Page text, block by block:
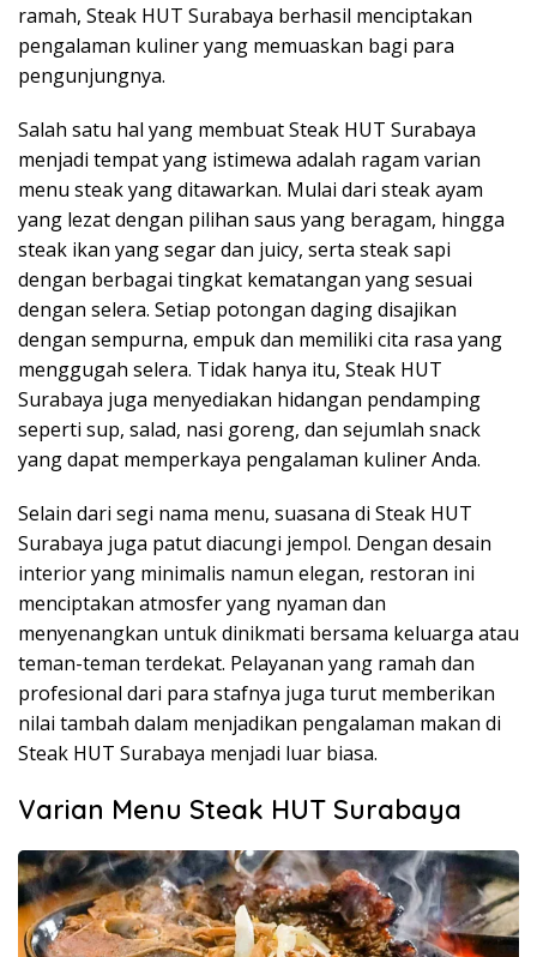
ramah, Steak HUT Surabaya berhasil menciptakan
pengalaman kuliner yang memuaskan bagi para
pengunjungnya.
Salah satu hal yang membuat Steak HUT Surabaya
menjadi tempat yang istimewa adalah ragam varian
menu steak yang ditawarkan. Mulai dari steak ayam
yang lezat dengan pilihan saus yang beragam, hingga
steak ikan yang segar dan juicy, serta steak sapi
dengan berbagai tingkat kematangan yang sesuai
dengan selera. Setiap potongan daging disajikan
dengan sempurna, empuk dan memiliki cita rasa yang
menggugah selera. Tidak hanya itu, Steak HUT
Surabaya juga menyediakan hidangan pendamping
seperti sup, salad, nasi goreng, dan sejumlah snack
yang dapat memperkaya pengalaman kuliner Anda.
Selain dari segi nama menu, suasana di Steak HUT
Surabaya juga patut diacungi jempol. Dengan desain
interior yang minimalis namun elegan, restoran ini
menciptakan atmosfer yang nyaman dan
menyenangkan untuk dinikmati bersama keluarga atau
teman-teman terdekat. Pelayanan yang ramah dan
profesional dari para stafnya juga turut memberikan
nilai tambah dalam menjadikan pengalaman makan di
Steak HUT Surabaya menjadi luar biasa.
Varian Menu Steak HUT Surabaya